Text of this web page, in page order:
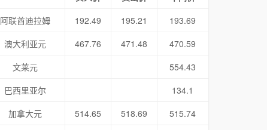
阿联酋迪拉姆
192.49 195.21
193.69
澳大利亚元
467.76 471.48
470.59
文莱元
554.43
巴西里亚尔
134.1
加拿大元
514.65 518.69
515.74